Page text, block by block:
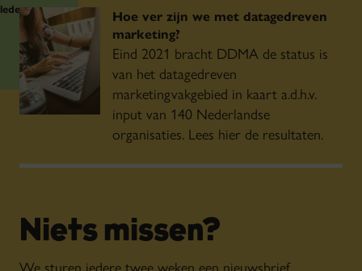
leden
Hoe ver zijn we met datagedreven
marketing?
Eind 2021 bracht DDMA de status is
van het datagedreven
marketingvakgebied in kaart a.d.h.v.
input van 140 Nederlandse
organisaties. Lees hier de resultaten.
Niets missen?
We sturen iedere twee weken een nieuwsbrief